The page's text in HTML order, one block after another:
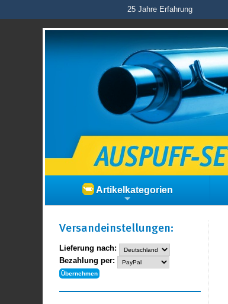
25 Jahre Erfahrung
Artikelkategorien
Versand­einstellungen:
Lieferung nach:
Bezahlung per: